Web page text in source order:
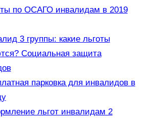
по ОСАГО инвалидам в 2019
3 группы: какие льготы
Социальная защита
парковка для инвалидов в
льгот инвалидам 2